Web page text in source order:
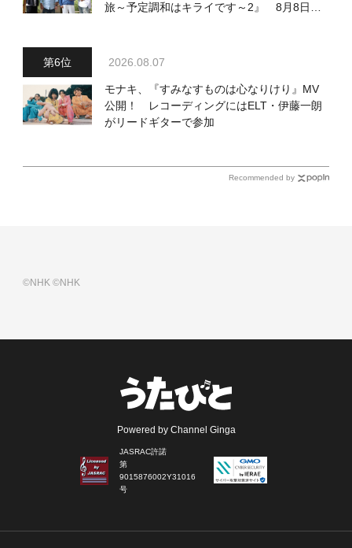
旅～予定調和はキライです～2』 8月8日
2026.08.07
モナキ、『すみなすものは心なりけり』MV
公開！ レコーディングにはELT・伊藤一朗
がリードギターで参加
Recommended by
©NHK©NHK
Powered by Channel Ginga
JASRAC許諾
第
9015876002Y31016
号